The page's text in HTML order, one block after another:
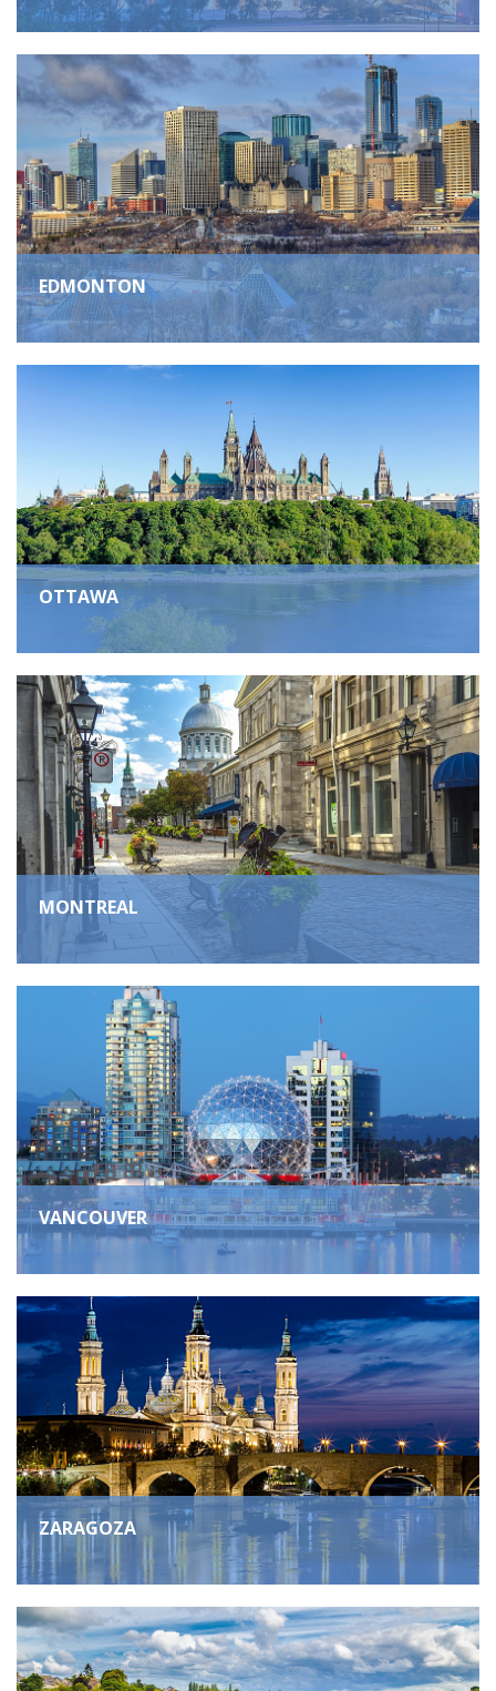
EDMONTON
OTTAWA
MONTREAL
VANCOUVER
ZARAGOZA